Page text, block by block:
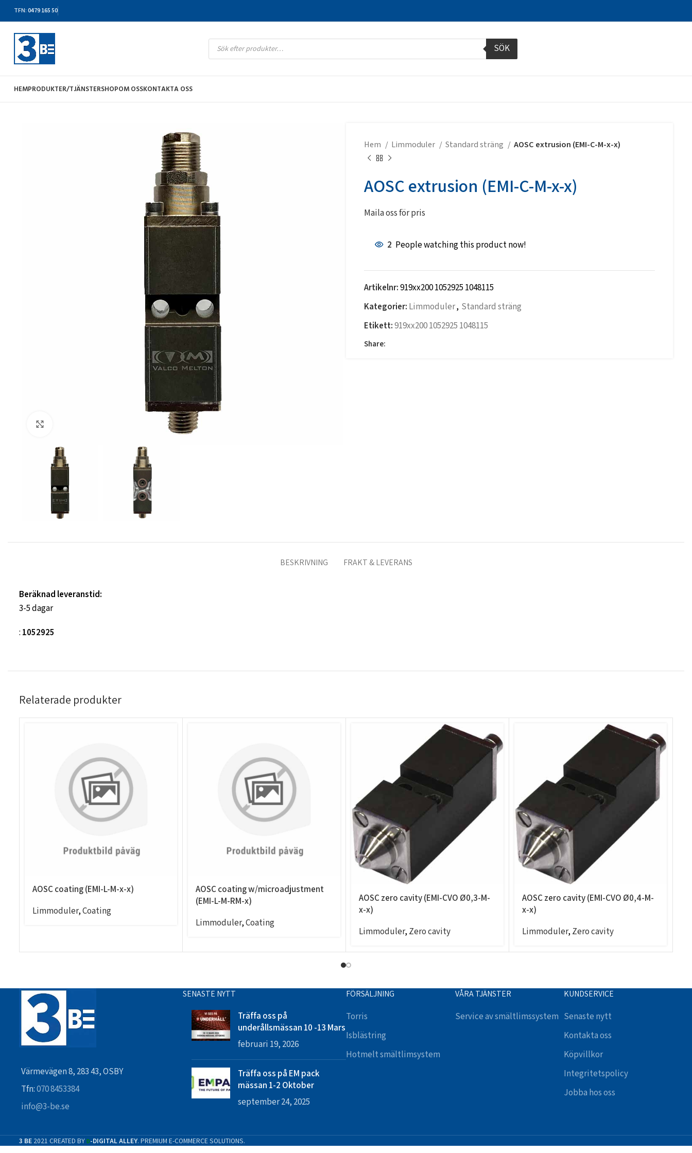
TFN: 0479 165 50
SÖK
HEMPRODUKTER/TJÄNSTERSHOPOM OSSKONTAKTA OSS
Hem Limmoduler Standard sträng AOSC extrusion (EMI-C-M-x-x)
AOSC extrusion (EMI-C-M-x-x)
Maila oss för pris
2 People watching this product now!
Artikelnr:919xx200 1052925 1048115
Kategorier: Limmoduler, Standard sträng
Etikett:919xx200 1052925 1048115
Share:
BESKRIVNING FRAKT & LEVERANS
Beräknad leveranstid:
3-5 dagar
: 1052925
Relaterade produkter
AOSC coating (EMI-L-M-x-x)
Limmoduler,Coating
AOSC coating w/microadjustment
(EMI-L-M-RM-x)
Limmoduler,Coating
AOSC zero cavity (EMI-CVO Ø0,3-M-
x-x)
Limmoduler, Zero cavity
AOSC zero cavity (EMI-CVO Ø0,4-M-
x-x)
Limmoduler, Zero cavity
Värmevägen 8, 283 43, OSBY
Tfn:070 8453384
info@3-be.se
SENASTE NYTT
Träffa oss på
underållsmässan 10 -13 Mars
februari 19, 2026
Träffa oss på EM pack
mässan 1-2 Oktober
september 24, 2025
FÖRSÄLJNING
Torris
Isblästring
Hotmelt smältlimsystem
VÅRA TJÄNSTER
Service av smältlimssystem
KUNDSERVICE
Senaste nytt
Kontakta oss
Köpvillkor
Integritetspolicy
Jobba hos oss
3 BE 2021 CREATED BY D-DIGITAL ALLEY. PREMIUM E-COMMERCE SOLUTIONS.